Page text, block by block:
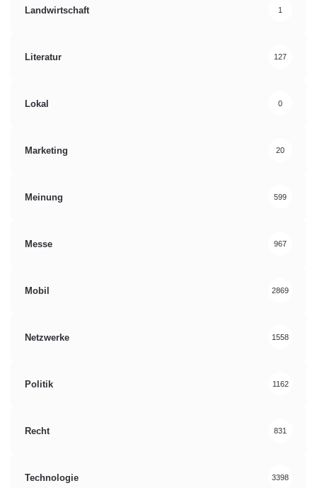
Landwirtschaft 1
Literatur 127
Lokal 0
Marketing 20
Meinung 599
Messe 967
Mobil 2869
Netzwerke 1558
Politik 1162
Recht 831
Technologie 3398